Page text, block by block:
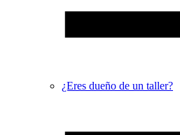
¿Eres dueño de un taller?